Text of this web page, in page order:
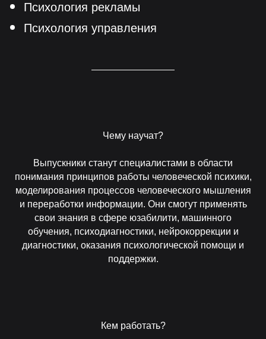
Психология рекламы
Психология управления
Чему научат?
Выпускники станут специалистами в области
понимания принципов работы человеческой психики,
моделирования процессов человеческого мышления
и переработки информации. Они смогут применять
свои знания в сфере юзабилити, машинного
обучения, психодиагностики, нейрокоррекции и
диагностики, оказания психологической помощи и
поддержки.
Кем работать?